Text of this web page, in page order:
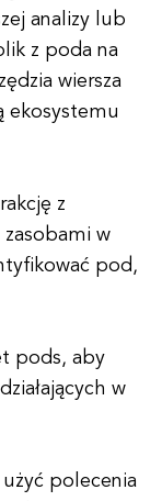
analizy lub
z poda na
wiersza
ekosystemu
z
zasobami w
pod,
pods, aby
w
polecenia